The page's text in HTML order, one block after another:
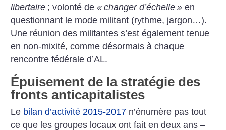
libertaire ; volonté de« changer d’échelle » en
questionnant le mode militant (rythme, jargon…).
Une réunion des militantes s’est également tenue
en non-mixité, comme désormais à chaque
rencontre fédérale d’AL.
Épuisement de la stratégie des
fronts anticapitalistes
Le bilan d’activité 2015-2017 n’énumère pas tout
ce que les groupes locaux ont fait en deux ans –